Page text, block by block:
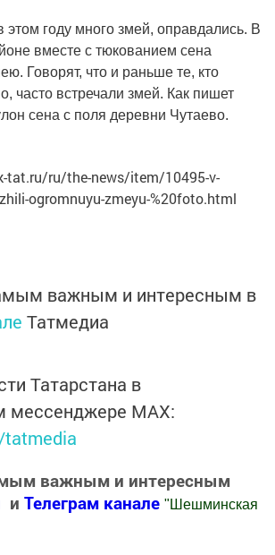
этом году много змей, оправдались. В
вместе с тюкованием сена
Говорят, что и раньше те, кто
часто встречали змей. Как пишет
сена с поля деревни Чутаево.
tat.ru/ru/the-news/item/10495-v-
ogromnuyu-zmeyu-%20foto.html
важным и интересным в
Татмедиа
Татарстана в
мессенджере MАХ:
важным и интересным
и Телеграм канале " Шешминская